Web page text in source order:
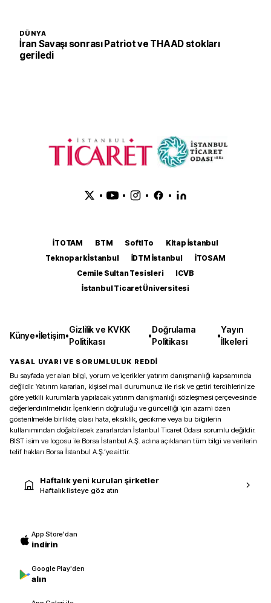
DÜNYA
İran Savaşı sonrası Patriot ve THAAD stokları
geriledi
• • • •
İTOTAM BTM SoftITo
Kitap İstanbul
Teknopark İstanbul
İDTM İstanbul
İTOSAM
Cemile Sultan Tesisleri
ICVB
İstanbul Ticaret Üniversitesi
Künye•İletişim•
Gizlilik ve KVKK
Politikası
•
Doğrulama
Politikası
•
Yayın
İlkeleri
YASAL UYARI VE SORUMLULUK REDDİ
Bu sayfada yer alan bilgi, yorum ve içerikler yatırım danışmanlığı kapsamında
değildir. Yatırım kararları, kişisel mali durumunuz ile risk ve getiri tercihlerinize
göre yetkili kurumlarla yapılacak yatırım danışmanlığı sözleşmesi çerçevesinde
değerlendirilmelidir. İçeriklerin doğruluğu ve güncelliği için azami özen
gösterilmekle birlikte, olası hata, eksiklik, gecikme veya bu bilgilerin
kullanımından doğabilecek zararlardan İstanbul Ticaret Odası sorumlu değildir.
BIST isim ve logosu ile Borsa İstanbul A.Ş. adına açıklanan tüm bilgi ve verilerin
telif hakları Borsa İstanbul A.Ş.’ye aittir.
Haftalık yeni kurulan şirketler
Haftalık listeye göz atın
App Store'dan
indirin
Google Play'den
alın